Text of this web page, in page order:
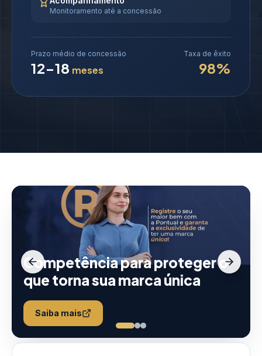
Monitoramento até a concessão
Prazo médio de concessão
12-18 meses
Taxa de êxito
98%
Competência para proteger o
que torna sua marca única
Saiba mais